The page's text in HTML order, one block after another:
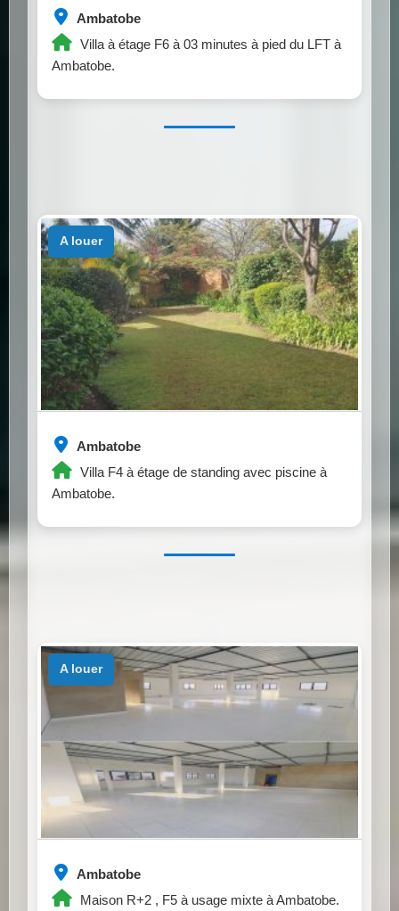
Ambatobe
Villa à étage F6 à 03 minutes à pied du LFT à
Ambatobe.
Ambatobe
Villa F4 à étage de standing avec piscine à
Ambatobe.
a louer
Ambatobe
Maison R+2 , F5 à usage mixte à Ambatobe.
a louer